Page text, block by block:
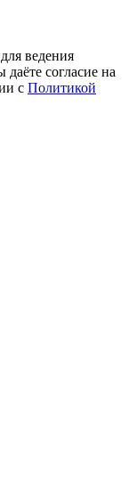
ведения
согласие на
с Политикой